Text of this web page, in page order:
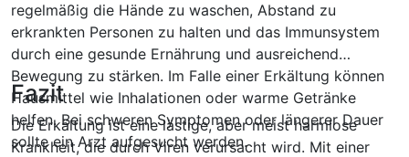
regelmäßig die Hände zu waschen, Abstand zu
erkrankten Personen zu halten und das Immunsystem
durch eine gesunde Ernährung und ausreichend
Bewegung zu stärken. Im Falle einer Erkältung können
Hausmittel wie Inhalationen oder warme Getränke
helfen. Bei schweren Symptomen oder längerer Dauer
sollte ein Arzt aufgesucht werden.
Fazit
Die Erkältung ist eine lästige, aber meist harmlose
Krankheit, die durch Viren verursacht wird. Mit einer